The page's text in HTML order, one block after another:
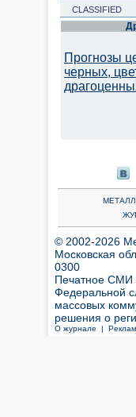
CLASSIFIED
Прогнозы
черных,
© 2002-2026
Московская
0300
Печатное СМИ
Федеральной
массовых
решения о
О журнале |